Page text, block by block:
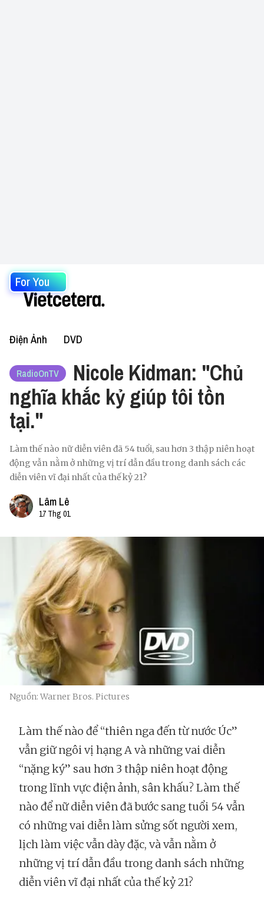
For You
Điện Ảnh DVD
RadioOnTV
Nicole Kidman: "Chủ
nghĩa khắc kỷ giúp tôi tồn
tại."
Làm thế nào nữ diễn viên đã 54 tuổi, sau hơn 3 thập niên hoạt
động vẫn nằm ở những vị trí dẫn đầu trong danh sách các
diễn viên vĩ đại nhất của thế kỷ 21?
Lâm Lê
17 Thg 01
Nguồn: Warner Bros. Pictures
Làm thế nào để “thiên nga đến từ nước Úc”
vẫn giữ ngôi vị hạng A và những vai diễn
“nặng ký” sau hơn 3 thập niên hoạt động
trong lĩnh vực điện ảnh, sân khấu? Làm thế
nào để nữ diễn viên đã bước sang tuổi 54 vẫn
có những vai diễn làm sửng sốt người xem,
lịch làm việc vẫn dày đặc, và vẫn nằm ở
những vị trí dẫn đầu trong danh sách những
diễn viên vĩ đại nhất của thế kỷ 21?